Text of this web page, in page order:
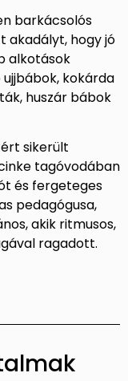
barkácsolós
akadályt, hogy jó
alkotások
kokárda
huszár bábok
sikerült
tagóvodában
és fergeteges
pedagógusa,
akik ritmusos,
ragadott.